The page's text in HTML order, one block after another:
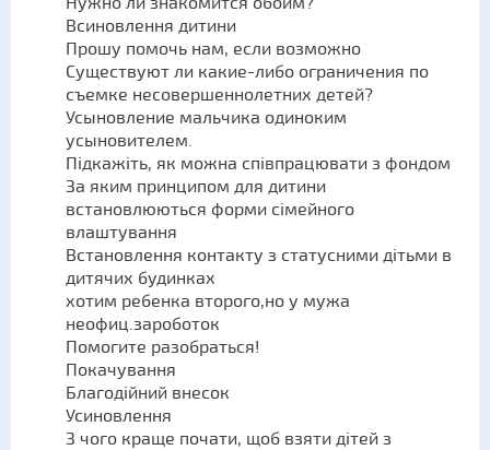
Всиновлення дитини
Прошу помочь нам, если возможно
Существуют ли какие-либо ограничения по
съемке несовершеннолетних детей?
Усыновление мальчика одиноким
усыновителем.
Підкажіть, як можна співпрацювати з фондом
За яким принципом для дитини
встановлюються форми сімейного
влаштування
Встановлення контакту з статусними дітьми в
дитячих будинках
хотим ребенка второго,но у мужа
неофиц.зароботок
Помогите разобраться!
Покачування
Благодійний внесок
Усиновлення
З чого краще почати, щоб взяти дітей з